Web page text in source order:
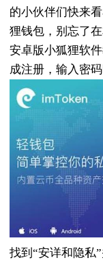
的小伙伴们快来
狸钱包，别忘了
安卓版小狐狸软
成注册，输入密码
找到“安详和隐私